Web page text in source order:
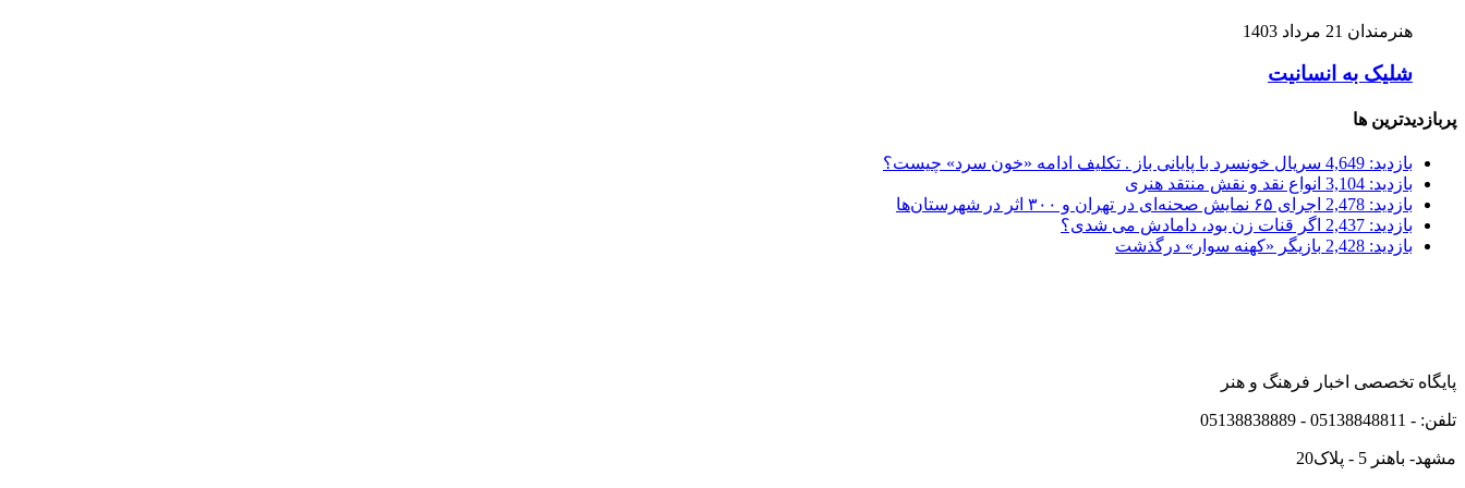
هنرمندان 21 مرداد 1403
شلیک به انسانیت
پربازدیدترین ها
بازدید: 4,649
سریال خونسرد با پایانی باز . تکلیف ادامه «خون سرد» چیست؟
بازدید: 3,104
انواع نقد و نقش منتقد هنری
بازدید: 2,478
اجرای ۶۵ نمایش صحنه‌ای در تهران و ۳۰۰ اثر در شهرستان‌ها
بازدید: 2,437
اگر قنات زن بود، دامادش می شدی؟
بازدید: 2,428
بازیگر «کهنه سوار» درگذشت
پایگاه تخصصی اخبار فرهنگ و هنر
تلفن: - 05138848811 - 05138838889
مشهد- باهنر 5 - پلاک20